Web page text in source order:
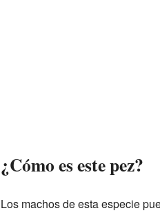
¿Cómo es este pez?
Los machos de esta especie